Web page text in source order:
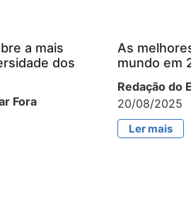
a mais
dos
Fora
As
mundo em
Redação do
20/08/2025
Ler mais